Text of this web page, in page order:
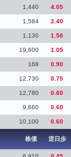
1,440 4.05
1,584 2.40
1,130 1.50
19,600 1.05
168 0.90
12,730 0.75
12,780 0.60
9,660 0.60
10,100 0.60
株価 逆日歩